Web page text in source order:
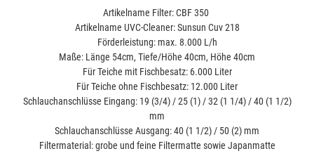
Artikelname Filter: CBF 350
Artikelname UVC-Cleaner: Sunsun Cuv 218
Förderleistung: max. 8.000 L/h
Maße: Länge 54cm, Tiefe/Höhe 40cm, Höhe 40cm
Für Teiche mit Fischbesatz: 6.000 Liter
Für Teiche ohne Fischbesatz: 12.000 Liter
Schlauchanschlüsse Eingang: 19 (3/4) / 25 (1) / 32 (1 1/4) / 40 (1 1/2)
mm
Schlauchanschlüsse Ausgang: 40 (1 1/2) / 50 (2) mm
Filtermaterial: grobe und feine Filtermatte sowie Japanmatte